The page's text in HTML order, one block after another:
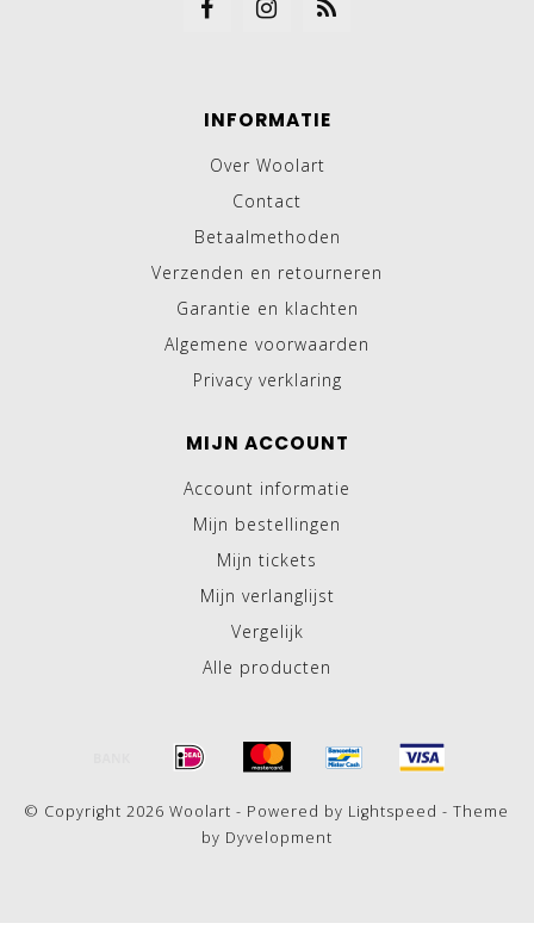
INFORMATIE
Over Woolart
Contact
Betaalmethoden
Verzenden en retourneren
Garantie en klachten
Algemene voorwaarden
Privacy verklaring
MIJN ACCOUNT
Account informatie
Mijn bestellingen
Mijn tickets
Mijn verlanglijst
Vergelijk
Alle producten
© Copyright 2026 Woolart - Powered by Lightspeed - Theme
by Dyvelopment